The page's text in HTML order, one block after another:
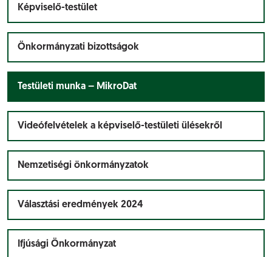
Képviselő-testület
Önkormányzati bizottságok
Testületi munka – MikroDat
Videófelvételek a képviselő-testületi ülésekről
Nemzetiségi önkormányzatok
Választási eredmények 2024
Ifjúsági Önkormányzat